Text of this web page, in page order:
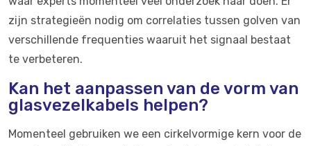
zijn strategieën nodig om correlaties tussen golven van
verschillende frequenties waaruit het signaal bestaat
te verbeteren.
Kan het aanpassen van de vorm van
glasvezelkabels helpen?
Momenteel gebruiken we een cirkelvormige kern voor de